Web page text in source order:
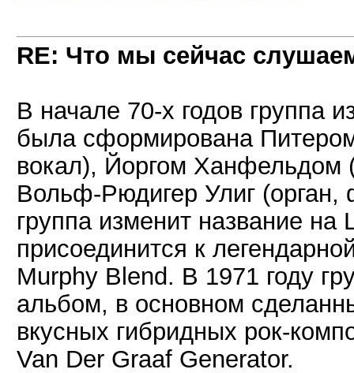
RE: Что мы сейчас
В начале 70-х годов группа
была сформирована
вокал), Йоргом
Вольф-Рюдигер Улиг (орган,
группа изменит название
присоединится к
Murphy Blend. В 1971 году
альбом, в основном
вкусных гибридных рок-
Van Der Graaf Generator.